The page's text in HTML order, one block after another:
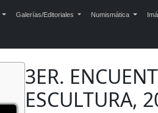
Galerías/Editoriales Numismática
3ER.
ESCULTURA,